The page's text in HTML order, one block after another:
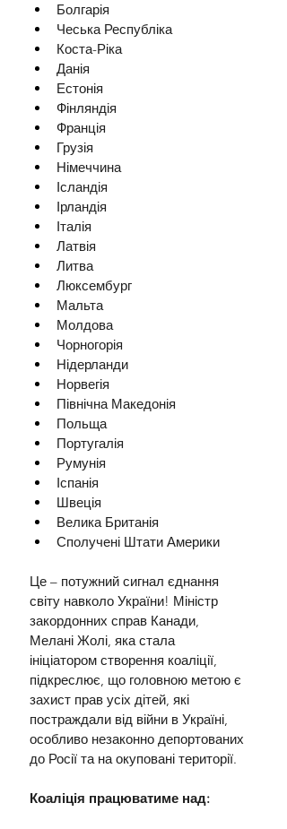
Болгарія
Чеська Республіка
Коста-Ріка
Данія
Естонія
Фінляндія
Франція
Грузія
Німеччина
Ісландія
Ірландія
Італія
Латвія
Литва
Люксембург
Мальта
Молдова
Чорногорія
Нідерланди
Норвегія
Північна Македонія
Польща
Португалія
Румунія
Іспанія
Швеція
Велика Британія
Сполучені Штати Америки
Це – потужний сигнал єднання
світу навколо України! Міністр
закордонних справ Канади,
Мелані Жолі, яка стала
ініціатором створення коаліції,
підкреслює, що головною метою є
захист прав усіх дітей, які
постраждали від війни в Україні,
особливо незаконно депортованих
до Росії та на окуповані території.
Коаліція працюватиме над: